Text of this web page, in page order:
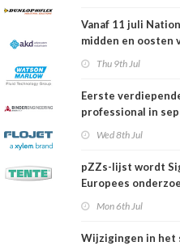
Vanaf 11 juli
midden en oosten
Thu 9th Jul
Eerste
professional in
Wed 8th Jul
pZZs-lijst wordt
Europees
Mon 6th Jul
Wijzigingen in het